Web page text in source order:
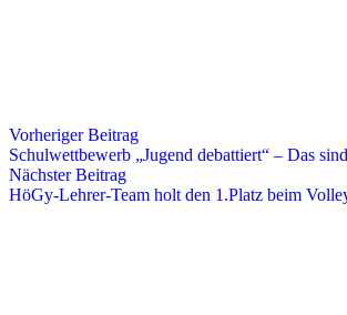
Vorheriger Beitrag
Schulwettbewerb „Jugend debattiert“ – Das
Nächster Beitrag
HöGy-Lehrer-Team holt den 1.Platz beim